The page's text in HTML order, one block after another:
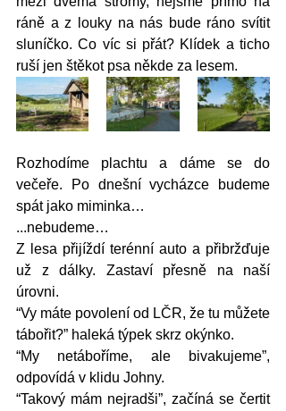
ráně a z louky na nás bude ráno svítit
sluníčko. Co víc si přát? Klídek a ticho
ruší jen štěkot psa někde za lesem.
Rozhodíme plachtu a dáme se do
večeře. Po dnešní vycházce budeme
spát jako miminka…
...nebudeme…
Z lesa přijíždí terénní auto a přibržďuje
už z dálky. Zastaví přesně na naší
úrovni.
“Vy máte povolení od LČR, že tu můžete
tábořit?” haleká týpek skrz okýnko.
“My netáboříme, ale bivakujeme”,
odpovídá v klidu Johny.
“Takový mám nejradši”, začíná se čertit